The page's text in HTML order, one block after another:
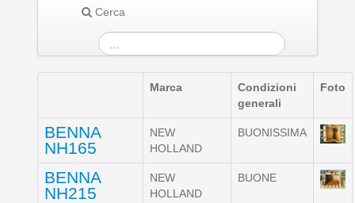
Cerca
Marca
Condizioni
generali
Foto
BENNA
NH165
NEW
HOLLAND
BUONISSIMA
BENNA
NH215
NEW
HOLLAND
BUONE